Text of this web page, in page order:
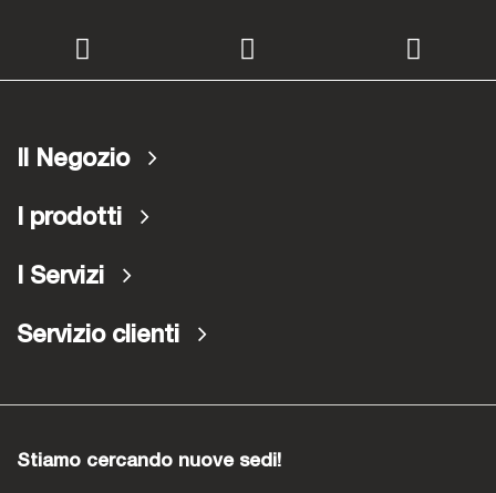
Il Negozio
I prodotti
I Servizi
Servizio clienti
Stiamo cercando nuove sedi!